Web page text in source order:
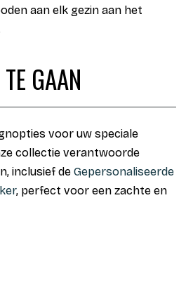
aan elk gezin aan het
GAAN
voor uw speciale
collectie verantwoorde
inclusief de Gepersonaliseerde
, perfect voor een zachte en